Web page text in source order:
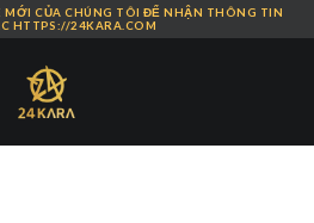
MỚI CỦA CHÚNG TÔI ĐỂ NHẬN THÔNG TIN
HTTPS://24KARA.COM